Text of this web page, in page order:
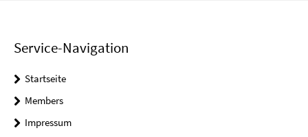
Service-Navigation
Startseite
Members
Impressum